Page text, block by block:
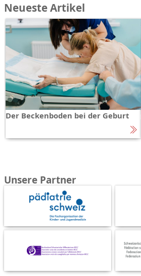
Neueste Artikel
Der Beckenboden bei der Geburt
Unsere Partner